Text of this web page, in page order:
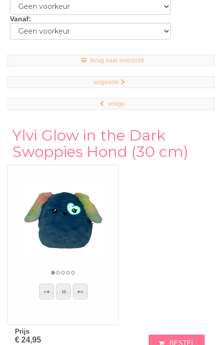
Vanaf:
terug naar overzicht
volgende
vorige
Ylvi Glow in the Dark
Swoppies Hond (30 cm)
Prijs
€ 24,95 BESTEL